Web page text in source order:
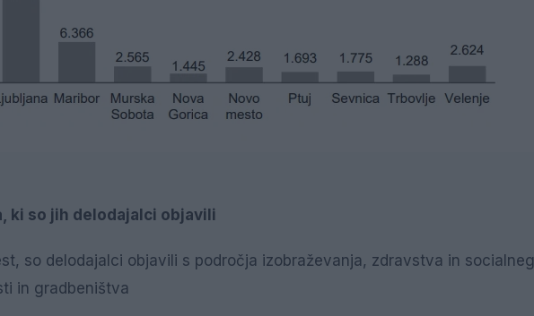
ki so jih delodajalci objavili
so delodajalci objavili s področja izobraževanja, zdravstva in
in gradbeništva